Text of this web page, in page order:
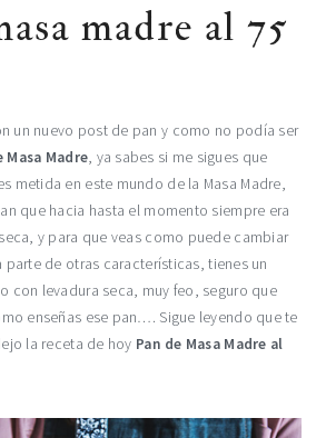
madre al 75
un nuevo post de pan y como no podía ser
Masa Madre, ya sabes si me sigues que
metida en este mundo de la Masa Madre,
que hacia hasta el momento siempre era
y para que veas como puede cambiar
parte de otras características, tienes un
con levadura seca, muy feo, seguro que
enseñas ese pan…. Sigue leyendo que te
la receta de hoy Pan de Masa Madre al